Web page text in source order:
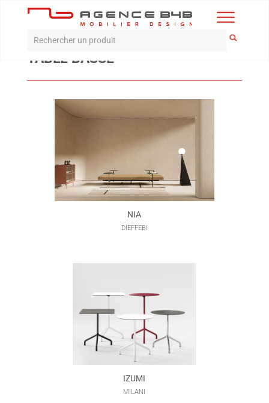
Accueil>Produits>Accueil
TABLE BASSE
NIA
DIEFFEBI
IZUMI
MILANI